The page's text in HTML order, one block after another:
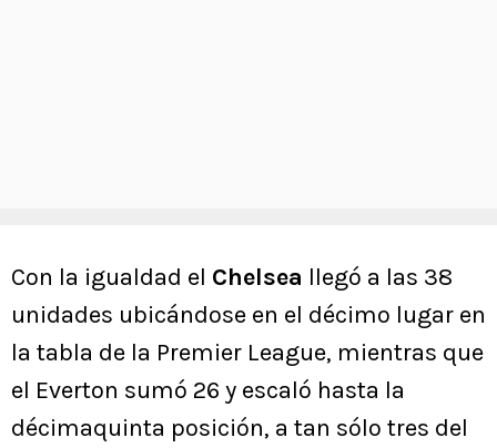
Con la igualdad el Chelsea llegó a las 38
unidades ubicándose en el décimo lugar en
la tabla de la Premier League, mientras que
el Everton sumó 26 y escaló hasta la
décimaquinta posición, a tan sólo tres del